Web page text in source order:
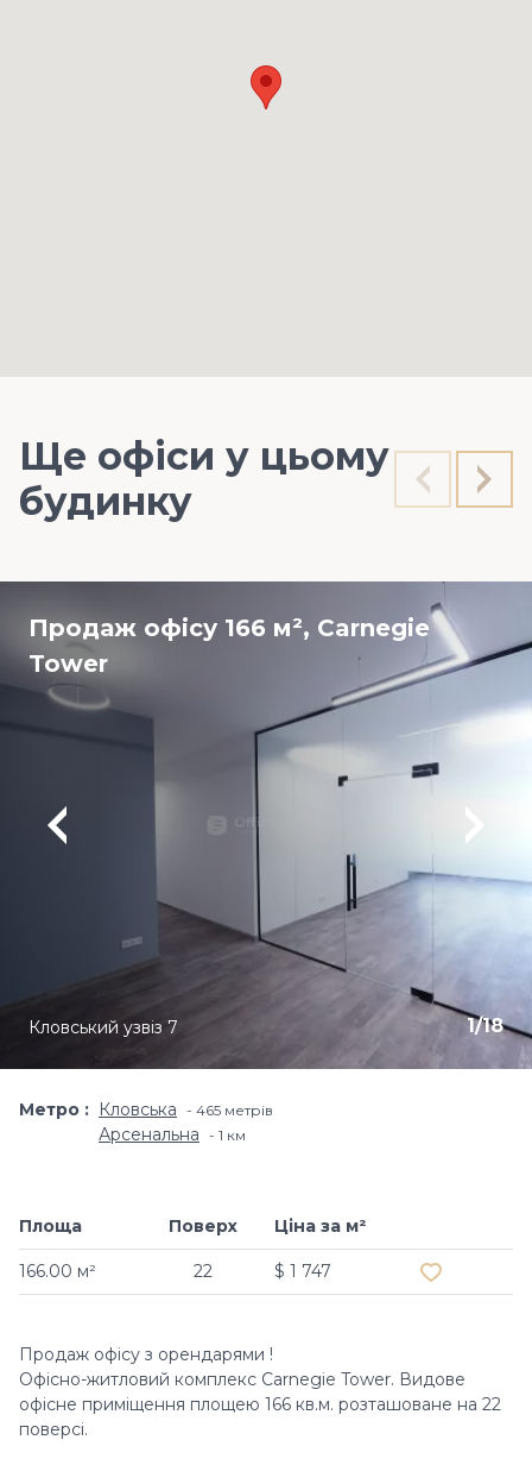
Ще офіси у цьому
будинку
Продаж офісу 166 м², Carnegie
Tower
1/18
Кловський узвіз 7
Метро Кловська 465 метрів
Арсенальна 1 км
Площа
166.00 м²
Поверх
22
Ціна за м²
$ 1 747
Продаж офісу з орендарями !
Офісно-житловий комплекс Carnegie Tower. Видове
офісне приміщення площею 166 кв.м. розташоване на 22
поверсі.